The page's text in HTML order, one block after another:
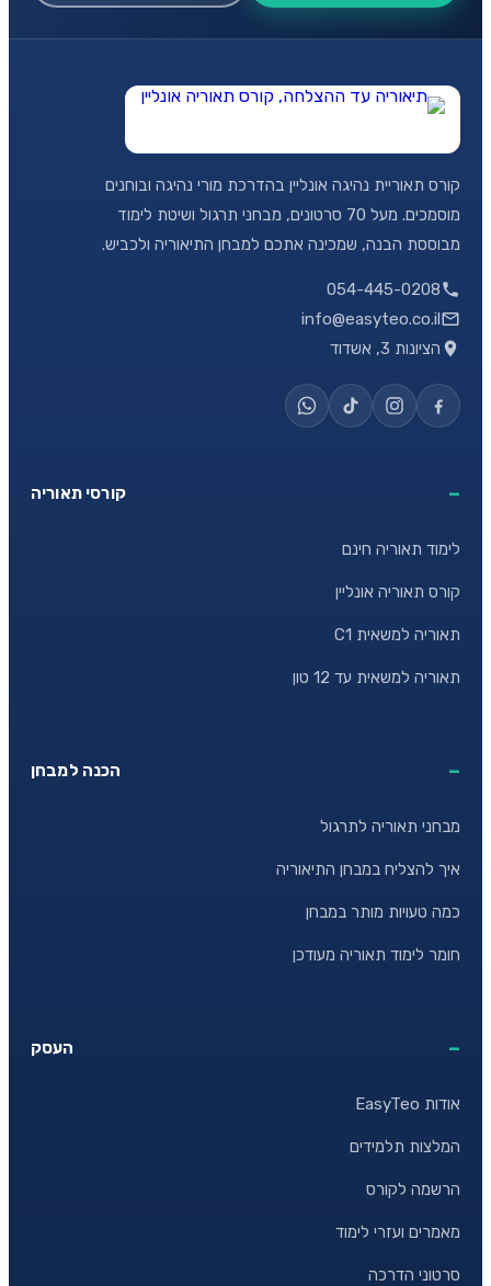
קורס תאוריית נהיגה אונליין בהדרכת מורי נהיגה ובוחנים
מוסמכים. מעל 70 סרטונים, מבחני תרגול ושיטת לימוד
מבוססת הבנה, שמכינה אתכם למבחן התיאוריה ולכביש.
054-445-0208
info@easyteo.co.il
הציונות 3, אשדוד
קורסי תאוריה
לימוד תאוריה חינם
קורס תאוריה אונליין
תאוריה למשאית C1
תאוריה למשאית עד 12 טון
הכנה למבחן
מבחני תאוריה לתרגול
איך להצליח במבחן התיאוריה
כמה טעויות מותר במבחן
חומר לימוד תאוריה מעודכן
העסק
אודות EasyTeo
המלצות תלמידים
הרשמה לקורס
מאמרים ועזרי לימוד
סרטוני הדרכה